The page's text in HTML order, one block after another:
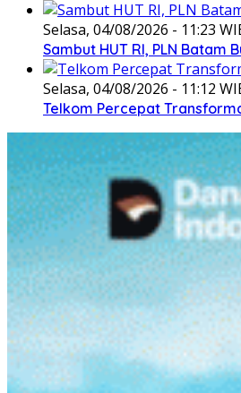
Selasa, 04/08/2026 - 11:23
Sambut HUT RI, PLN Batam
Selasa, 04/08/2026 - 11:12
Telkom Percepat